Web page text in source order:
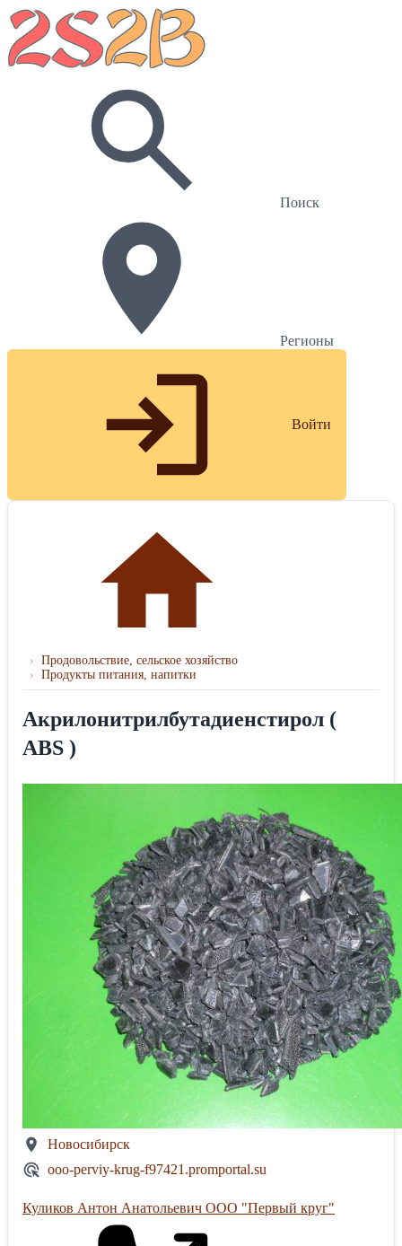
Поиск
Регионы
Войти
› Продовольствие, сельское хозяйство
› Продукты питания, напитки
Акрилонитрилбутадиенстирол (
ABS )
Новосибирск
ooo-perviy-krug-f97421.promportal.su
Куликов Антон Анатольевич ООО "Первый круг"